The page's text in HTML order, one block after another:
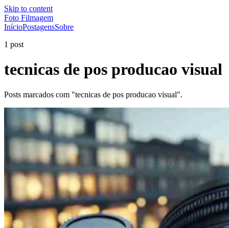
Skip to content
Foto Filmagem
InícioPostagensSobre
1 post
tecnicas de pos producao visual
Posts marcados com "tecnicas de pos producao visual".